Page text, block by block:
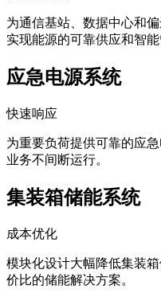
为通信基站、数据中心和
实现能源的可靠供应和智能
应急电源系统
快速响应
为重要负荷提供可靠的应
业务不间断运行。
集装箱储能系统
成本优化
模块化设计大幅降低集装
价比的储能解决方案。